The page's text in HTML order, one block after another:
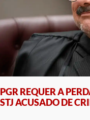
PGR REQUER A
STJ ACUSADO DE